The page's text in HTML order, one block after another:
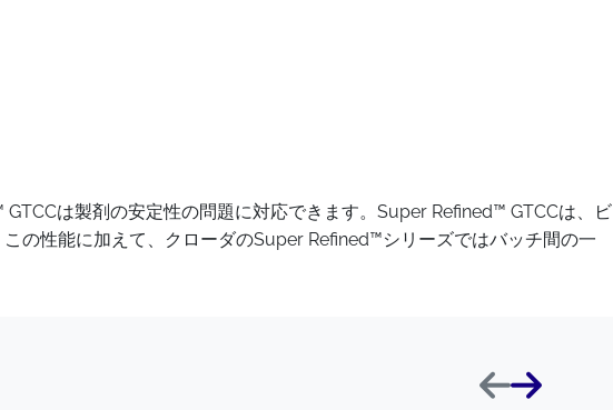
は製剤の安定性の問題に対応できます。Super Refined™ GTCCは、ビ
の性能に加えて、クローダのSuper Refined™シリーズではバッチ間の一
前へ次へ